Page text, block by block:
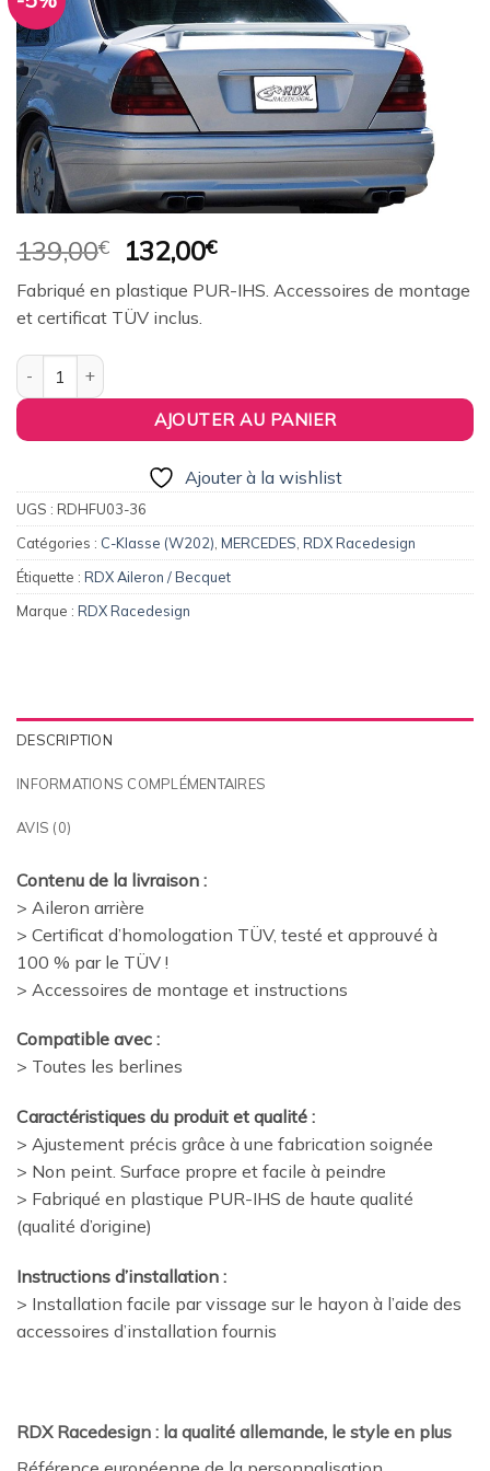
wishlist
139,00€
Le
prix
initial
était :
132,00€Le
prix
actuel
Fabriqué en plastique PUR-IHS. Accessoires de montage
et certificat TÜV inclus.
quantité de Aileron / Becquet RDX pour MERCEDES C W202
AJOUTER AU PANIER
Ajouter à la wishlist
UGS : RDHFU03-36
Catégories : C-Klasse (W202) MERCEDES RDX Racedesign
Étiquette : RDX Aileron / Becquet
Marque : RDX Racedesign
DESCRIPTION
INFORMATIONS COMPLÉMENTAIRES
AVIS (0)
Contenu de la livraison :
> Aileron arrière
> Certificat d’homologation TÜV, testé et approuvé à
100 % par le TÜV !
> Accessoires de montage et instructions
Compatible avec :
> Toutes les berlines
Caractéristiques du produit et qualité :
> Ajustement précis grâce à une fabrication soignée
> Non peint. Surface propre et facile à peindre
> Fabriqué en plastique PUR-IHS de haute qualité
(qualité d’origine)
Instructions d’installation :
> Installation facile par vissage sur le hayon à l’aide des
accessoires d’installation fournis
RDX Racedesign : la qualité allemande, le style en plus